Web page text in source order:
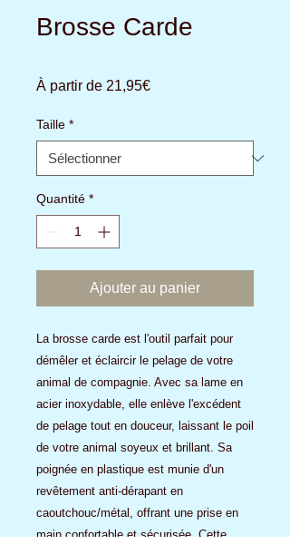
Brosse Carde
À partir de 21,95€Prix
Taille *
Quantité *
Ajouter au panier
La brosse carde est l'outil parfait pour
démêler et éclaircir le pelage de votre
animal de compagnie. Avec sa lame en
acier inoxydable, elle enlève l'excédent
de pelage tout en douceur, laissant le poil
de votre animal soyeux et brillant. Sa
poignée en plastique est munie d'un
revêtement anti-dérapant en
caoutchouc/métal, offrant une prise en
main confortable et sécurisée. Cette